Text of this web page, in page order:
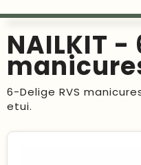
Tassen
Drinkwaren
Events
Events
Kerst
Verjaardagen
NAILKIT
6-Delige RVS
etui.